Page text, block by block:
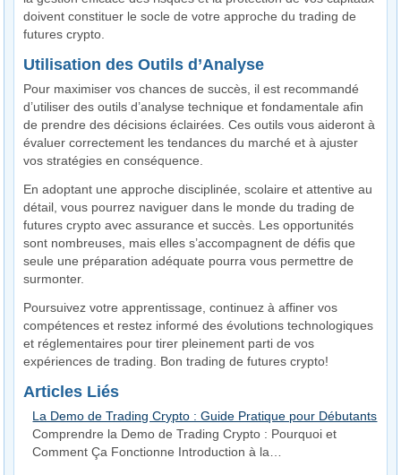
doivent constituer le socle de votre approche du trading de
futures crypto.
Utilisation des Outils d’Analyse
Pour maximiser vos chances de succès, il est recommandé
d’utiliser des outils d’analyse technique et fondamentale afin
de prendre des décisions éclairées. Ces outils vous aideront à
évaluer correctement les tendances du marché et à ajuster
vos stratégies en conséquence.
En adoptant une approche disciplinée, scolaire et attentive au
détail, vous pourrez naviguer dans le monde du trading de
futures crypto avec assurance et succès. Les opportunités
sont nombreuses, mais elles s’accompagnent de défis que
seule une préparation adéquate pourra vous permettre de
surmonter.
Poursuivez votre apprentissage, continuez à affiner vos
compétences et restez informé des évolutions technologiques
et réglementaires pour tirer pleinement parti de vos
expériences de trading. Bon trading de futures crypto!
Articles Liés
La Demo de Trading Crypto : Guide Pratique pour Débutants
Comprendre la Demo de Trading Crypto : Pourquoi et
Comment Ça Fonctionne Introduction à la…